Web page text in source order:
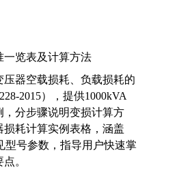
一览表及计算方法
器空载损耗、负载损耗的
2015），提供1000kVA
，分步骤说明变损计算方
耗计算实例表格，涵盖
型号参数，指导用户快速掌
。